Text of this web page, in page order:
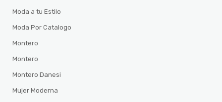
Moda a tu Estilo
Moda Por Catalogo
Montero
Montero
Montero Danesi
Mujer Moderna